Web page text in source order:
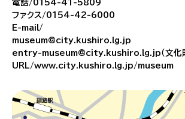
電話/0154-41-5809
ファクス/0154-42-6000
E-mail/
museum@city.kushiro.lg.jp
entry-museum@city.kushiro.lg.jp（文化財
URL/www.city.kushiro.lg.jp/museum